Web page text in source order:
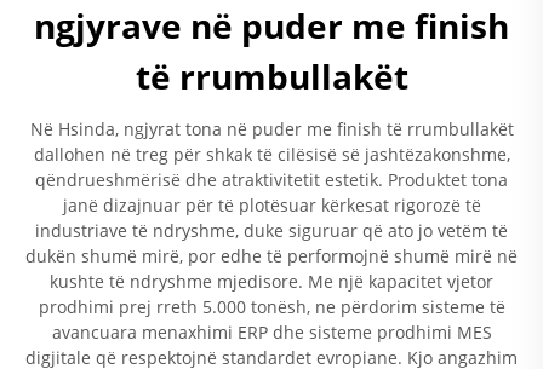
ngjyrave në puder me finish
të rrumbullakët
Në Hsinda, ngjyrat tona në puder me finish të rrumbullakët
dallohen në treg për shkak të cilësisë së jashtëzakonshme,
qëndrueshmërisë dhe atraktivitetit estetik. Produktet tona
janë dizajnuar për të plotësuar kërkesat rigorozë të
industriave të ndryshme, duke siguruar që ato jo vetëm të
dukën shumë mirë, por edhe të performojnë shumë mirë në
kushte të ndryshme mjedisore. Me një kapacitet vjetor
prodhimi prej rreth 5.000 tonësh, ne përdorim sisteme të
avancuara menaxhimi ERP dhe sisteme prodhimi MES
digjitale që respektojnë standardet evropiane. Kjo angazhim